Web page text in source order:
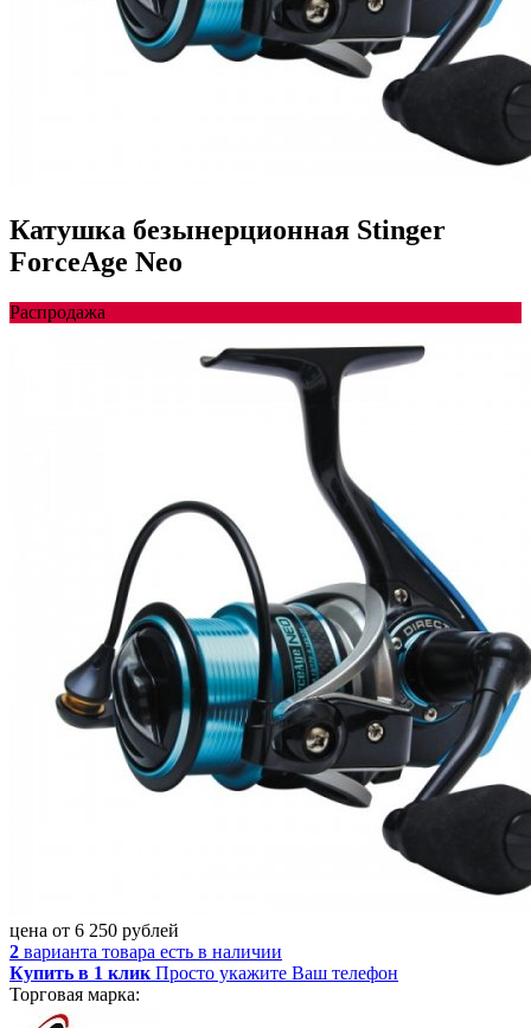
Катушка безынерционная Stinger
ForceAge Neo
Распродажа
цена от 6 250 рублей
2 варианта товара есть в наличии
Купить в 1 клик Просто укажите Ваш телефон
Торговая марка: